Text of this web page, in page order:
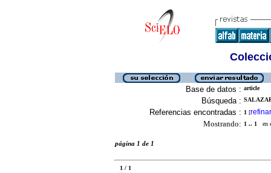
Base de datos : article
Búsqueda :
Referencias encontradas : 1 [refinar
Mostrando: 1 .. 1 en
página 1 de 1
1 / 1